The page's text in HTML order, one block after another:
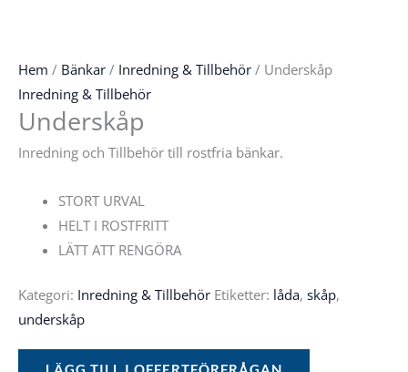
Hem / Bänkar / Inredning & Tillbehör / Underskåp
Inredning & Tillbehör
Underskåp
Inredning och Tillbehör till rostfria bänkar.
STORT URVAL
HELT I ROSTFRITT
LÄTT ATT RENGÖRA
Kategori: Inredning & Tillbehör Etiketter: låda, skåp,
underskåp